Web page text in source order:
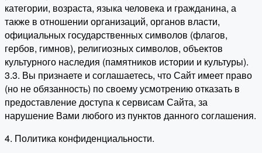
категории, возраста, языка человека и гражданина, а
также в отношении организаций, органов власти,
официальных государственных символов (флагов,
гербов, гимнов), религиозных символов, объектов
культурного наследия (памятников истории и культуры).
3.3. Вы признаете и соглашаетесь, что Сайт имеет право
(но не обязанность) по своему усмотрению отказать в
предоставление доступа к сервисам Сайта, за
нарушение Вами любого из пунктов данного соглашения.
4. Политика конфиденциальности.